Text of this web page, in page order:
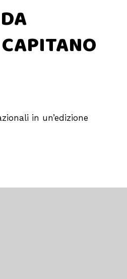
in un’edizione